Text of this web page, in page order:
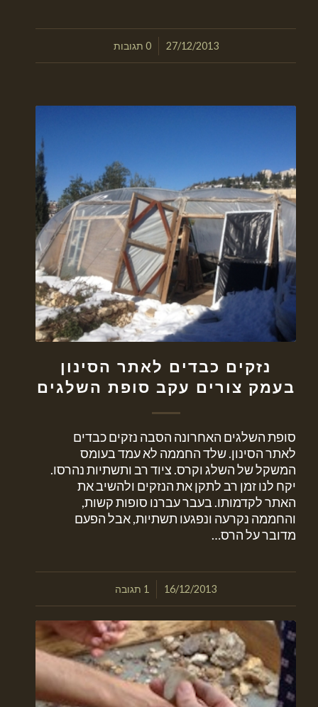
27/12/2013
/ 0 תגובות
נזקים כבדים לאתר הסינון
בעמק צורים עקב סופת השלגים
סופת השלגים האחרונה הסבה נזקים כבדים
לאתר הסינון. שלד החממה לא עמד בעומס
המשקל של השלג וקרס. ציוד רב ותשתיות נהרסו.
יקח לנו זמן רב לתקן את הנזקים ולהשיב את
האתר לקדמותו. בעבר עברנו סופות קשות,
והחממה נקרעה ונפגעו תשתיות, אבל הפעם
מדובר על הרס…
16/12/2013
/ 1 תגובה